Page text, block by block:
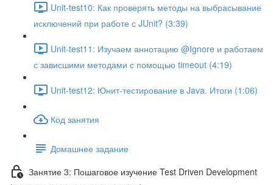
Unit-test10: Как проверять методы на выбрасывание
исключений при работе с JUnit? (3:39)
Unit-test11: Изучаем аннотацию @Ignore и работаем
с зависшими методами с помощью timeout (4:19)
Unit-test12: Юнит-тестирование в Java. Итоги (1:06)
Код занятия
Домашнее задание
Занятие 3: Пошаговое изучение Test Driven Development